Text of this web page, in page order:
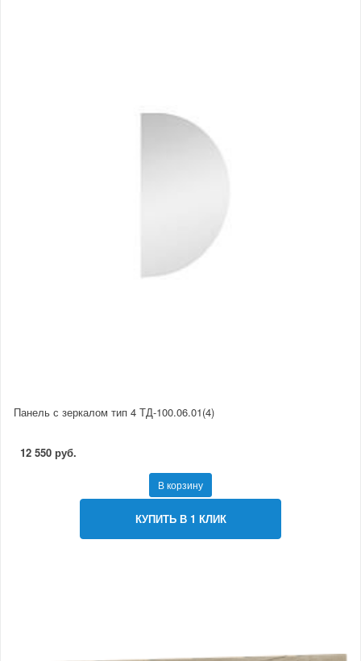
Панель с зеркалом тип 4 ТД-100.06.01(4)
12 550 руб.
В корзину
КУПИТЬ В 1 КЛИК